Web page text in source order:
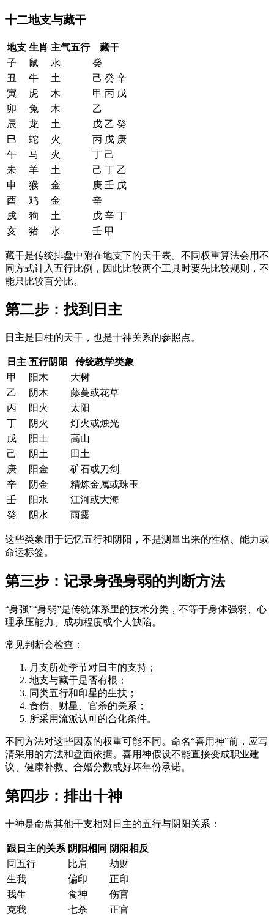
十二地支与藏干
地支 生肖 主气五行
藏干
子
鼠 水
癸
丑
牛 土
己 癸 辛
寅
虎 木
甲 丙 戊
卯
兔 木
乙
辰
龙 土
戊 乙 癸
巳
蛇 火
丙 戊 庚
午
马 火
丁 己
未
羊 土
己 丁 乙
申
猴 金
庚 壬 戊
酉
鸡 金
辛
戌
狗 土
戊 辛 丁
亥
猪 水 壬 甲
藏干是传统排盘中附在地支下的天干表。不同权重算法会用不
同方式计入五行比例，因此比较两个工具时要先比较规则，不
能只比较百分比。
第二步：找到日主
日主是日柱的天干，也是十神关系的参照点。
日主 五行阴阳
传统教学类象
甲
阳木
大树
乙
阴木
藤蔓或花草
丙
阳火
太阳
丁
阴火
灯火或烛光
戊
阳土
高山
己
阴土
田土
庚
阳金
矿石或刀剑
辛
阴金
精炼金属或珠玉
壬
阳水
江河或大海
癸
阴水 雨露
这些类象用于记忆五行和阴阳，不是测量出来的性格、能力或
命运标签。
第三步：记录身强身弱的判断方法
“身强”“身弱”是传统体系里的技术分类，不等于身体强弱、心
理承压能力、成功程度或个人缺陷。
常见判断会检查：
月支所处季节对日主的支持；
地支与藏干是否有根；
同类五行和印星的生扶；
食伤、财星、官杀的关系；
所采用流派认可的合化条件。
不同方法对这些因素的权重可能不同。命名“喜用神”前，应写
清采用的方法和盘面依据。喜用神假设不能直接变成职业建
议、健康补救、合婚分数或好坏年份承诺。
第四步：排出十神
十神是命盘其他干支相对日主的五行与阴阳关系：
跟日主的关系 阴阳相同 阴阳相反
同五行
比肩
劫财
生我
偏印
正印
我生
食神
伤官
克我
七杀
正官